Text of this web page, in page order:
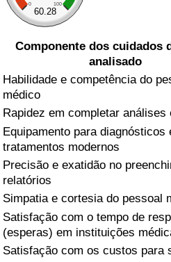
0 100
60.28
Componente dos cuidados
analisado
Habilidade e competência do
médico
Rapidez em completar análises
Equipamento para diagnósticos
tratamentos modernos
Precisão e exatidão no
relatórios
Simpatia e cortesia do pessoal
Satisfação com o tempo de
(esperas) em instituições
Satisfação com os custos para
em Aqaba
Crime
Taxa do Indicador de Crime
Indicador de Crime
Índice de criminalidade por
Saúde
Indicador de Saúde (Atual)
Indicador de Saúde